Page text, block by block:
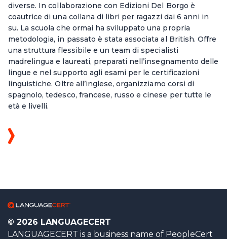
diverse. In collaborazione con Edizioni Del Borgo è
coautrice di una collana di libri per ragazzi dai 6 anni in
su. La scuola che ormai ha sviluppato una propria
metodologia, in passato è stata associata al British. Offre
una struttura flessibile e un team di specialisti
madrelingua e laureati, preparati nell’insegnamento delle
lingue e nel supporto agli esami per le certificazioni
linguistiche. Oltre all’inglese, organizziamo corsi di
spagnolo, tedesco, francese, russo e cinese per tutte le
età e livelli.
© 2026 LANGUAGECERT
LANGUAGECERT is a business name of PeopleCert